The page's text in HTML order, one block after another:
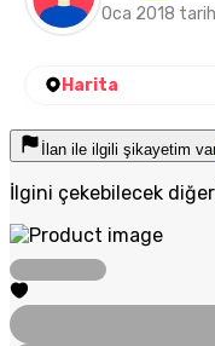
Oca 2018
Harita
İlan ile ilgili şikayetim
İlgini çekebilecek